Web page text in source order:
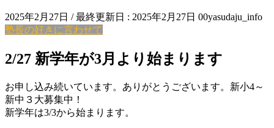
2025年2月27日 / 最終更新日 : 2025年2月27日 00yasudaju_info
塾長の好きに言わせて
2/27 新学年が3月より始まります
お申し込み続いています。ありがとうございます。新小4～
新中３大募集中！
新学年は3/3から始まります。